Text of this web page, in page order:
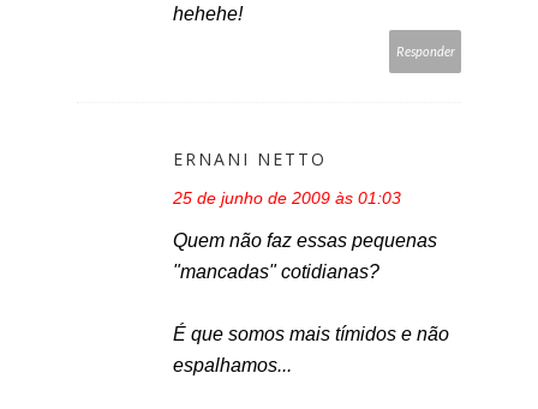
hehehe!
Responder
ERNANI NETTO
25 de junho de 2009 às 01:03
Quem não faz essas pequenas
"mancadas" cotidianas?
É que somos mais tímidos e não
espalhamos...